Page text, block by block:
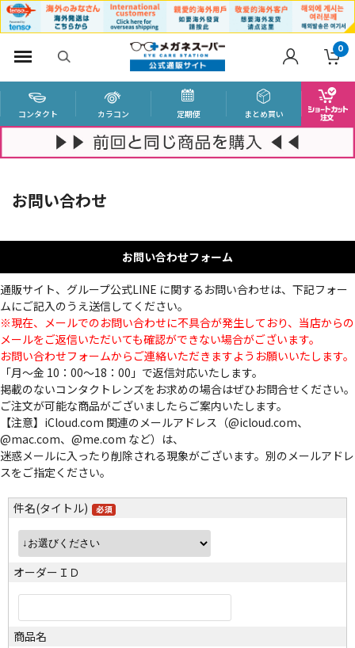
0
コンタクト カラコン 定期便 まとめ買い
お問い合わせ
お問い合わせフォーム
通販サイト、グループ公式LINE に関するお問い合わせは、下記フォー
ムにご記入のうえ送信してください。
※現在、メールでのお問い合わせに不具合が発生しており、当店からの
メールをご返信いただいても確認ができない場合がございます。
お問い合わせフォームからご連絡いただきますようお願いいたします。
「月～金 10：00～18：00」で返信対応いたします。
掲載のないコンタクトレンズをお求めの場合はぜひお問合せください。
ご注文が可能な商品がございましたらご案内いたします。
【注意】iCloud.com 関連のメールアドレス（@icloud.com、
@mac.com、@me.com など）は、
迷惑メールに入ったり削除される現象がございます。別のメールアドレ
スをご指定ください。
件名(タイトル)
オーダーＩＤ
商品名